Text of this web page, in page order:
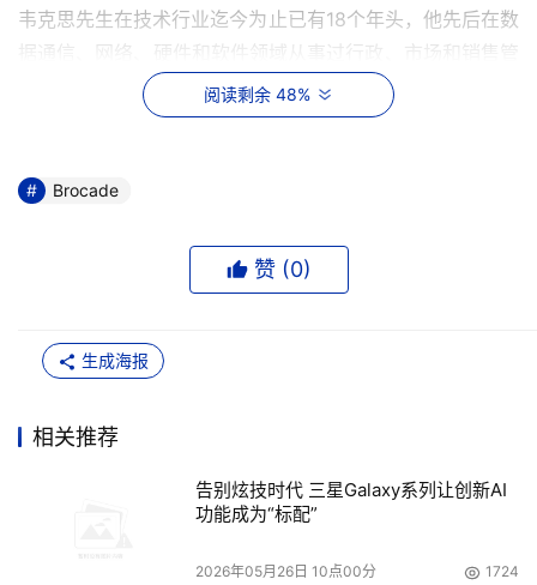
韦克思先生在技术行业迄今为止已有18个年头，他先后在数
据通信、网络、硬件和软件领域从事过行政、市场和销售管
理工作。韦克思先生的职业生涯始于Convergent技术公
司，该公司当时是Unix和工作部服务器领域数一数二的企
Banyan系统公司，这是一家经营网络和数据通信软件的企
此后，韦克思先生成为Norand数据系统公司的部门副总
Norand公司担任过策划公司上市领导小组的成员。不久
前，他成为无线接入公司（Wireless Access）的总裁兼首
的开路先锋。他出任总裁兼首席执行官司后，通过一系列的
快速成长和并购手段，使这家公司走出了起步阶段。最后无
线接入公司以1亿美元卖给了Glenayre技术公司。
在博科，韦克思先生赢行的盛名源自于他创立了价值超
阅读剩余 48%
Brocade
赞 (0)
生成海报
相关推荐
告别炫技时代 三星Galaxy系列让创新AI
功能成为“标配”
2026年05月26日 10点00分 1724